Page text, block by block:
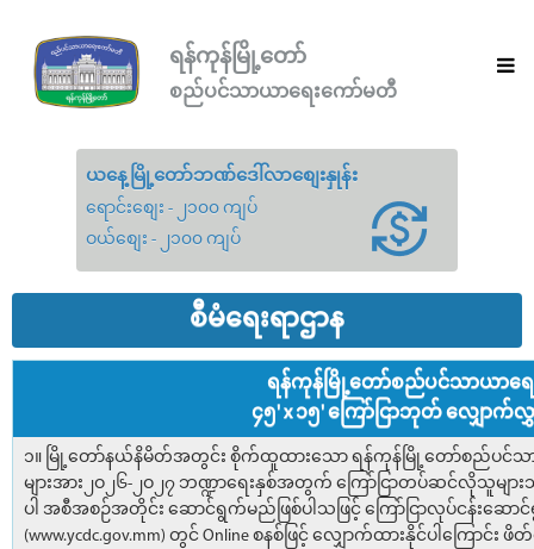
ရန်ကုန်မြို့တော်
စည်ပင်သာယာရေးကော်မတီ
ယနေ့မြို့တော်ဘဏ်ဒေါ်လာစျေးနှုန်း
ရောင်းစျေး - ၂၁၀၀ ကျပ်
ဝယ်စျေး - ၂၁၀၀ ကျပ်
စီမံရေးရာဌာန
ရန်ကုန်မြို့တော်စည်ပင်သာယာရ
၄၅' x ၁၅' ကြော်ငြာဘုတ် လျှောက်လွှ
၁။ မြို့တော်နယ်နိမိတ်အတွင်း စိုက်ထူထားသော ရန်ကုန်မြို့တော်စည်ပင်သာ
များအား၂ဝ၂၆-၂ဝ၂၇ ဘဏ္ဍာရေးနှစ်အတွက် ကြော်ငြာတပ်ဆင်လိုသူများ
ပါ အစီအစဉ်အတိုင်း ဆောင်ရွက်မည်ဖြစ်ပါသဖြင့် ကြော်ငြာလုပ်ငန်းဆေ
(www.ycdc.gov.mm) တွင် Online စနစ်ဖြင့် လျှောက်ထားနိုင်ပါကြောင်း